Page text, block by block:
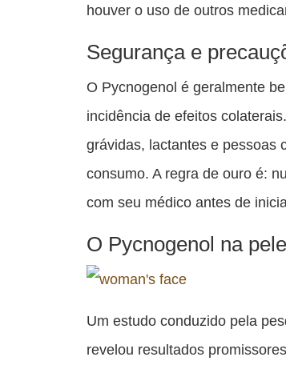
houver o uso de outros
Segurança e
O Pycnogenol é geralmente
incidência de efeitos
grávidas, lactantes e pessoas
consumo. A regra de ouro é:
com seu médico antes de
O Pycnogenol na
Um estudo conduzido pela
revelou resultados